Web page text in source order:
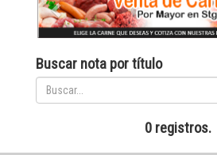
Buscar nota por título
0 registros.